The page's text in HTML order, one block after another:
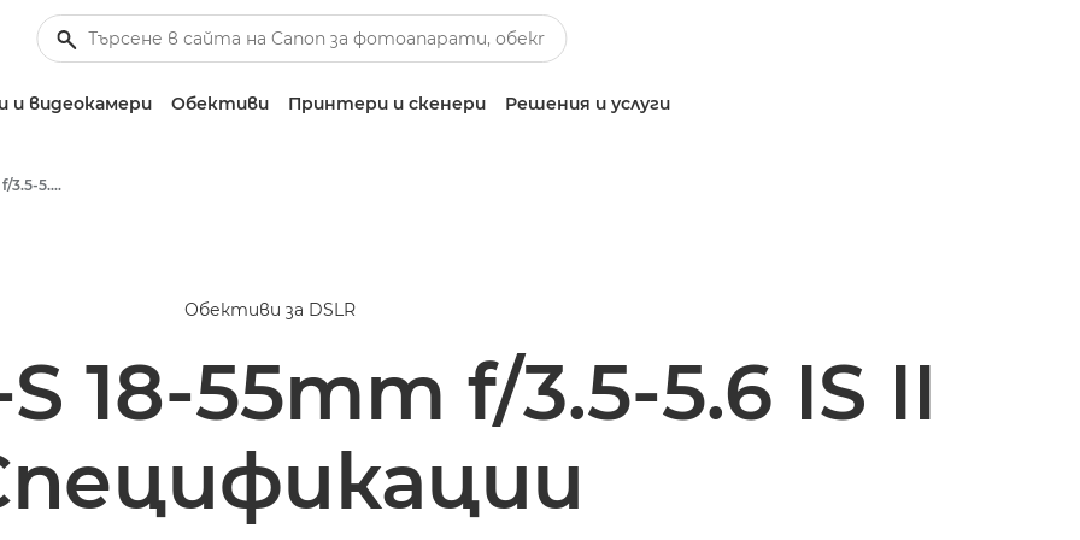
видеокамери Обективи Принтери и скенери Решения и услуги
Canon EF-S 18-55mm f/3.5-5.6 IS II - Lenses - Camera & Photo lenses
Обективи за DSLR
18-55mm f/3.5-5.6 IS II